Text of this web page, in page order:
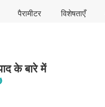
पैरामीटर विशेषताएँ
के बारे में